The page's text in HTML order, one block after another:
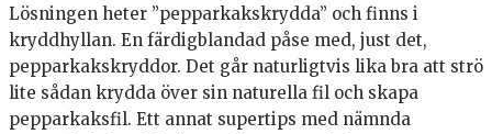
Lösningen heter ”pepparkakskrydda” och finns i
kryddhyllan. En färdigblandad påse med, just det,
pepparkakskryddor. Det går naturligtvis lika bra att strö
lite sådan krydda över sin naturella fil och skapa
pepparkaksfil. Ett annat supertips med nämnda